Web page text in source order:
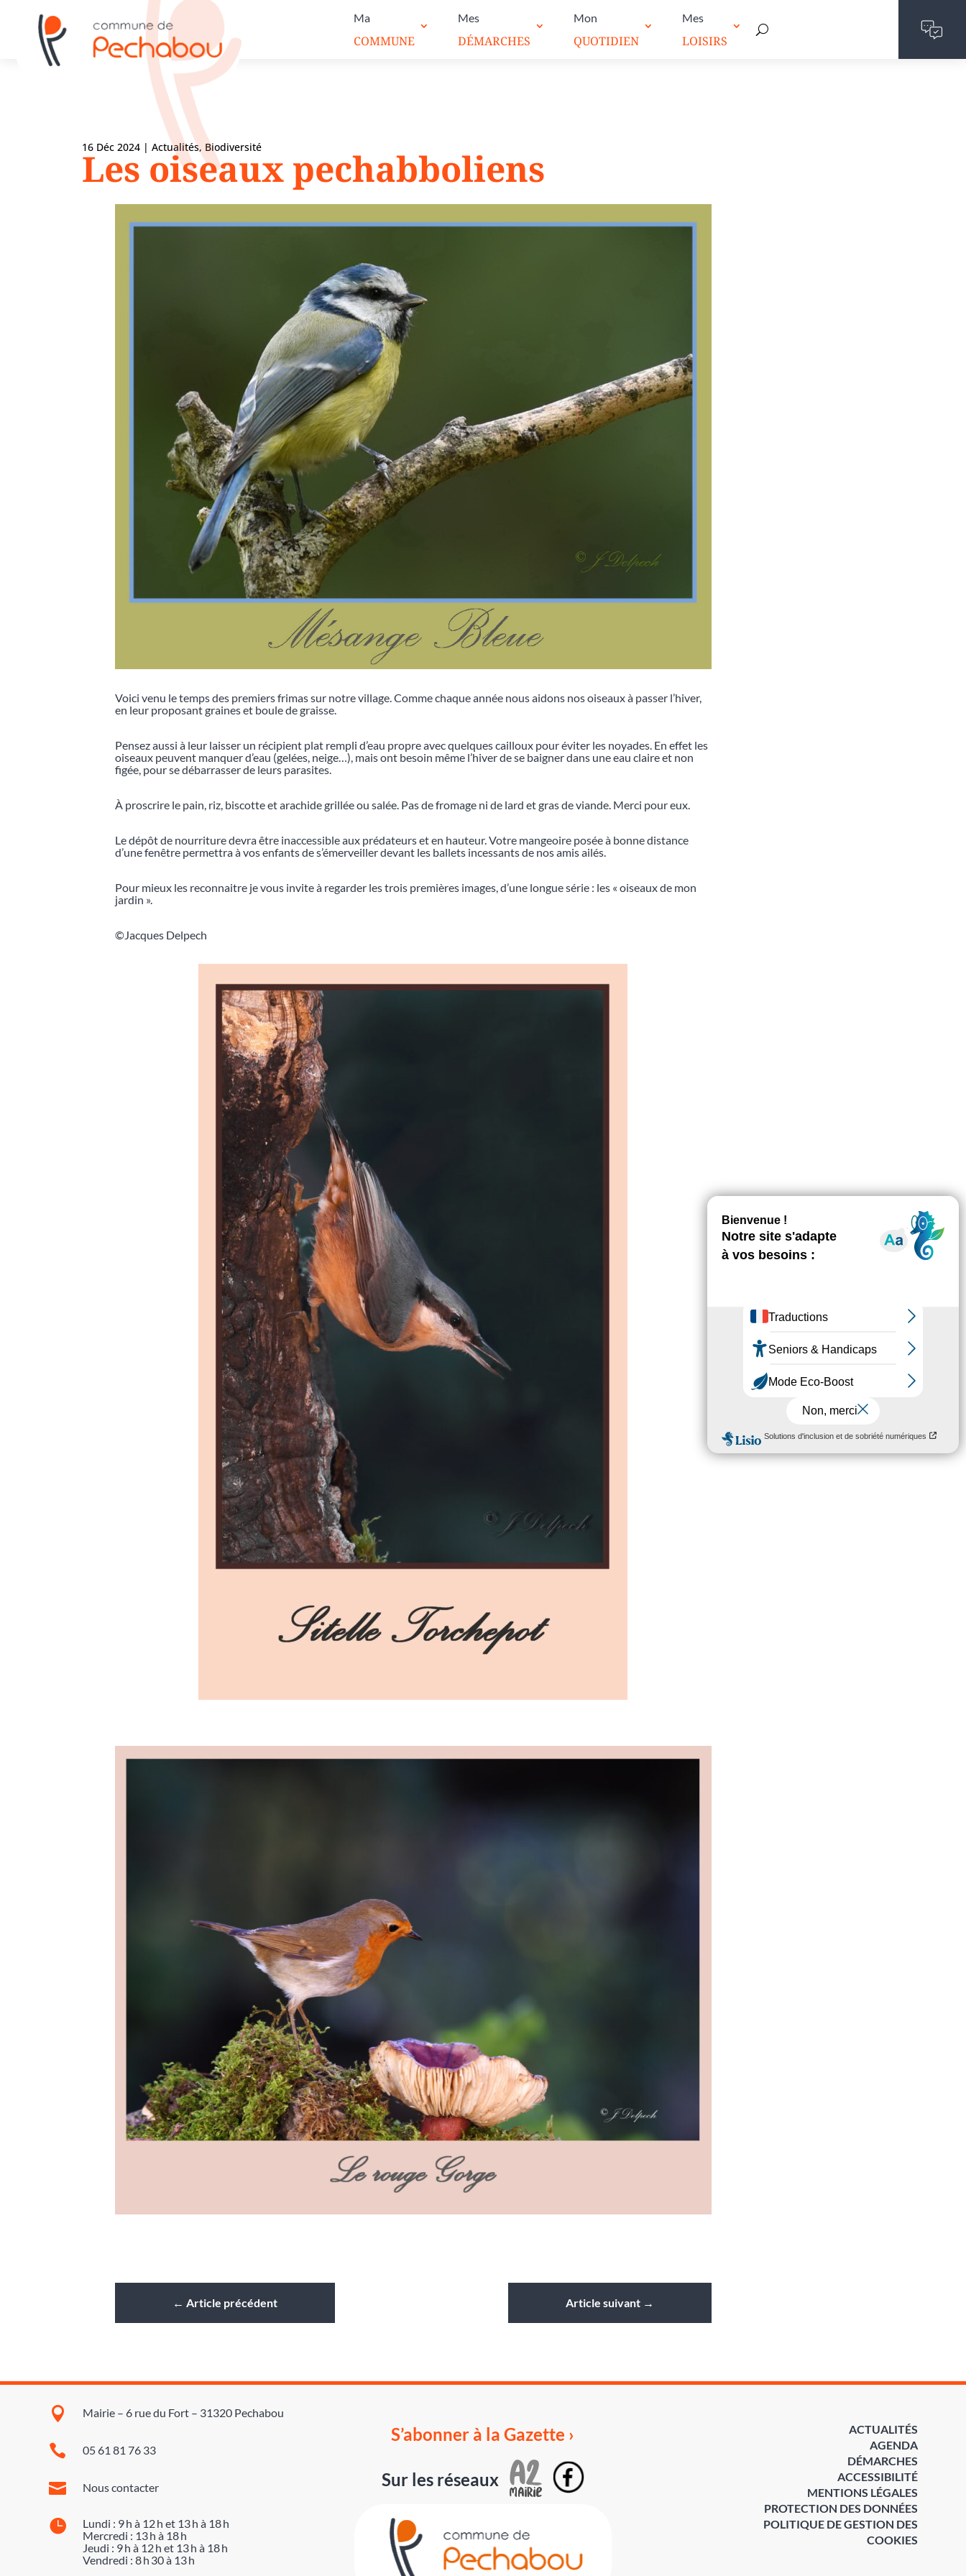
Ma
COMMUNE
Mes
DÉMARCHES
Mon
QUOTIDIEN
Mes
LOISIRS
16 Déc 2024 |Actualités, Biodiversité
Les oiseaux pechabboliens
Voici venu le temps des premiers frimas sur notre village. Comme chaque année nous aidons nos oiseaux à passer l’hiver,
en leur proposant graines et boule de graisse.
Pensez aussi à leur laisser un récipient plat rempli d’eau propre avec quelques cailloux pour éviter les noyades. En effet les
oiseaux peuvent manquer d’eau (gelées, neige…), mais ont besoin même l’hiver de se baigner dans une eau claire et non
figée, pour se débarrasser de leurs parasites.
À proscrire le pain, riz, biscotte et arachide grillée ou salée. Pas de fromage ni de lard et gras de viande. Merci pour eux.
Le dépôt de nourriture devra être inaccessible aux prédateurs et en hauteur. Votre mangeoire posée à bonne distance
d’une fenêtre permettra à vos enfants de s’émerveiller devant les ballets incessants de nos amis ailés.
Pour mieux les reconnaitre je vous invite à regarder les trois premières images, d’une longue série : les « oiseaux de mon
jardin ».
©Jacques Delpech
← Article précédent Article suivant→
 Mairie – 6 rue du Fort – 31320 Pechabou
 05 61 81 76 33
 Nous contacter

Lundi : 9 h à 12 h et 13 h à 18 h
Mercredi : 13 h à 18 h
Jeudi : 9 h à 12 h et 13 h à 18 h
Vendredi : 8 h 30 à 13 h
S’abonner à la Gazette ›
Sur les réseaux
ACTUALITÉS
AGENDA
DÉMARCHES
ACCESSIBILITÉ
MENTIONS LÉGALES
PROTECTION DES DONNÉES
POLITIQUE DE GESTION DES
COOKIES